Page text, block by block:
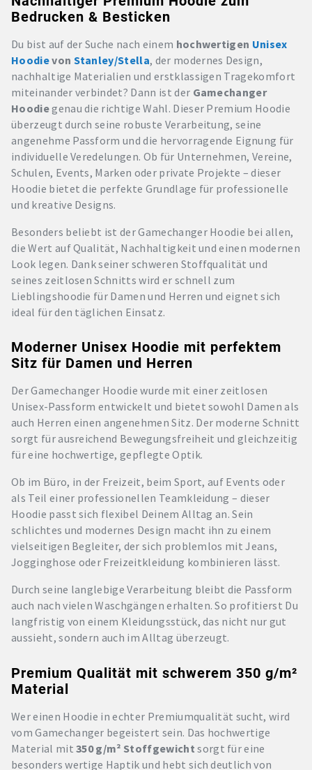
Bedrucken & Besticken
Du bist auf der Suche nach einem hochwertigen Unisex
Hoodievon Stanley/Stella, der modernes Design,
nachhaltige Materialien und erstklassigen Tragekomfort
miteinander verbindet? Dann ist der Gamechanger
Hoodiegenau die richtige Wahl. Dieser Premium Hoodie
überzeugt durch seine robuste Verarbeitung, seine
angenehme Passform und die hervorragende Eignung für
individuelle Veredelungen. Ob für Unternehmen, Vereine,
Schulen, Events, Marken oder private Projekte – dieser
Hoodie bietet die perfekte Grundlage für professionelle
und kreative Designs.
Besonders beliebt ist der Gamechanger Hoodie bei allen,
die Wert auf Qualität, Nachhaltigkeit und einen modernen
Look legen. Dank seiner schweren Stoffqualität und
seines zeitlosen Schnitts wird er schnell zum
Lieblingshoodie für Damen und Herren und eignet sich
ideal für den täglichen Einsatz.
Moderner Unisex Hoodie mit perfektem
Sitz für Damen und Herren
Der Gamechanger Hoodie wurde mit einer zeitlosen
Unisex-Passform entwickelt und bietet sowohl Damen als
auch Herren einen angenehmen Sitz. Der moderne Schnitt
sorgt für ausreichend Bewegungsfreiheit und gleichzeitig
für eine hochwertige, gepflegte Optik.
Ob im Büro, in der Freizeit, beim Sport, auf Events oder
als Teil einer professionellen Teamkleidung – dieser
Hoodie passt sich flexibel Deinem Alltag an. Sein
schlichtes und modernes Design macht ihn zu einem
vielseitigen Begleiter, der sich problemlos mit Jeans,
Jogginghose oder Freizeitkleidung kombinieren lässt.
Durch seine langlebige Verarbeitung bleibt die Passform
auch nach vielen Waschgängen erhalten. So profitierst Du
langfristig von einem Kleidungsstück, das nicht nur gut
aussieht, sondern auch im Alltag überzeugt.
Premium Qualität mit schwerem 350 g/m²
Material
Wer einen Hoodie in echter Premiumqualität sucht, wird
vom Gamechanger begeistert sein. Das hochwertige
Material mit350 g/m² Stoffgewicht sorgt für eine
besonders wertige Haptik und hebt sich deutlich von